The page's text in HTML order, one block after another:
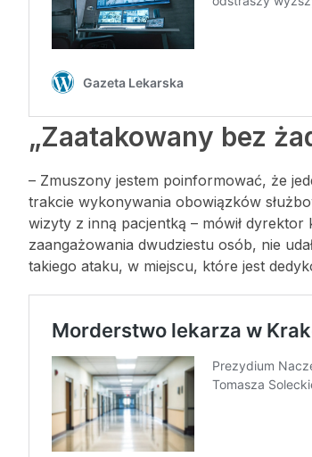
„Zaatakowany bez
– Zmuszony jestem poinformować, że
trakcie wykonywania obowiązków
wizyty z inną pacjentką – mówił dyrektor
zaangażowania dwudziestu osób, nie
takiego ataku, w miejscu, które jest